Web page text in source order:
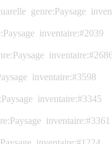
genre:Paysage
inventaire:#2039
inventaire:#3598
inventaire:#3345
inventaire:#3361